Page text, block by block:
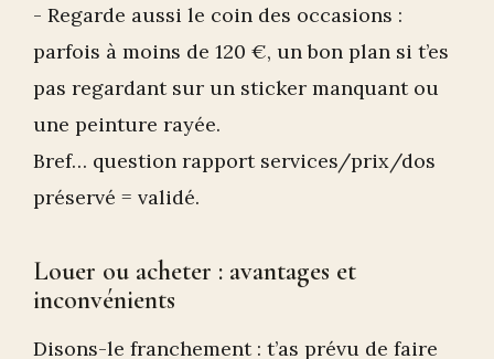
- Regarde aussi le coin des occasions :
parfois à moins de 120 €, un bon plan si t’es
pas regardant sur un sticker manquant ou
une peinture rayée.
Bref… question rapport services/prix/dos
préservé = validé.
Louer ou acheter : avantages et
inconvénients
Disons-le franchement : t’as prévu de faire